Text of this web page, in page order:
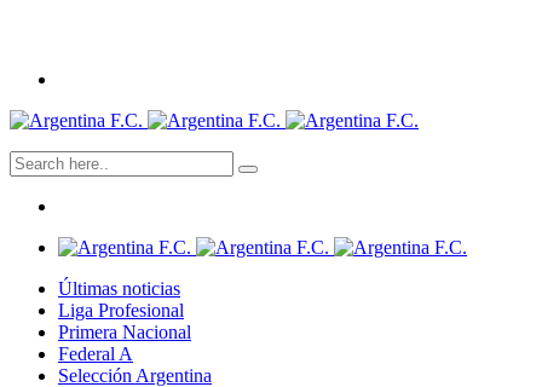
Últimas noticias
Liga Profesional
Primera Nacional
Federal A
Selección Argentina